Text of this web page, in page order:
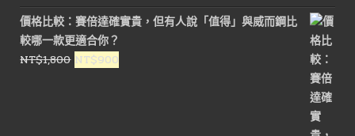
價
格：
NT$1,800。
價
格：
NT$900。
價格比較：賽倍達確實貴，但有人說「值得」與威而鋼比
較哪一款更適合你？
NT$1,800 原
NT$900